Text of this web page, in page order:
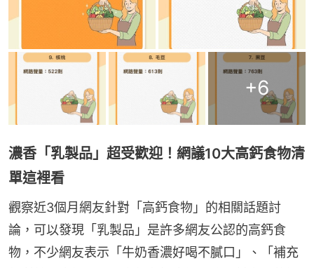
+6
濃香「乳製品」超受歡迎！網議10大高鈣食物清
單這裡看
觀察近3個月網友針對「高鈣食物」的相關話題討
論，可以發現「乳製品」是許多網友公認的高鈣食
物，不少網友表示「牛奶香濃好喝不膩口」、「補充